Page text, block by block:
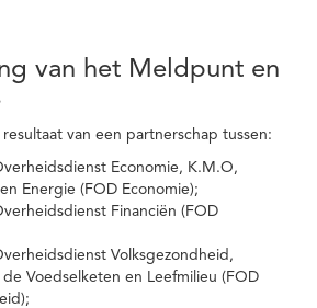
van het Meldpunt en
van een partnerschap tussen:
Economie, K.M.O,
Energie (FOD Economie);
Financiën (FOD
Volksgezondheid,
Voedselketen en Leefmilieu (FOD